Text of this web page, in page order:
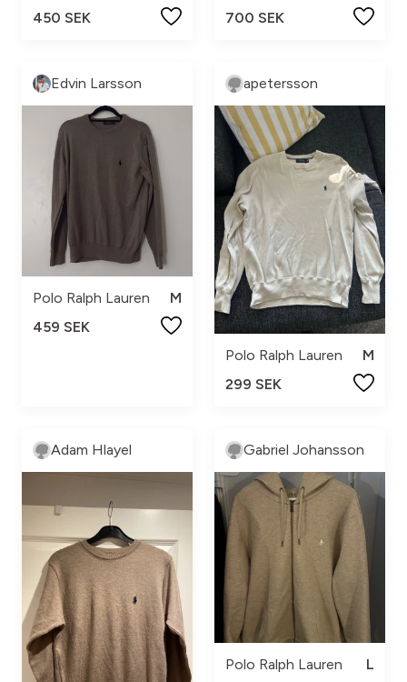
450 SEK 700 SEK
Edvin Larsson
Polo Ralph Lauren
M
459 SEK
apetersson
Polo Ralph Lauren
M
299 SEK
Adam Hlayel Gabriel Johansson
Polo Ralph Lauren
L